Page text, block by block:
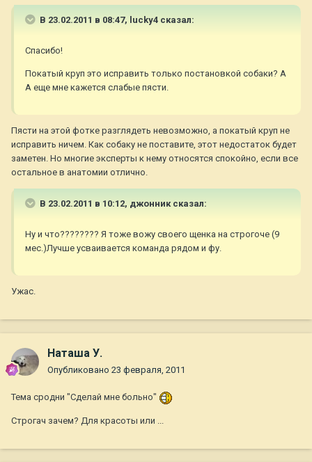
В 23.02.2011 в 08:47, lucky4 сказал:
Спасибо!
Покатый круп это исправить только постановкой собаки? А
А еще мне кажется слабые пясти.
Пясти на этой фотке разглядеть невозможно, а покатый круп не
исправить ничем. Как собаку не поставите, этот недостаток будет
заметен. Но многие эксперты к нему относятся спокойно, если все
остальное в анатомии отлично.
В 23.02.2011 в 10:12, джонник сказал:
Ну и что???????? Я тоже вожу своего щенка на строгоче (9
мес.)Лучше усваивается команда рядом и фу.
Ужас.
Наташа У.
Опубликовано 23 февраля, 2011
Тема сродни "Сделай мне больно"
Строгач зачем? Для красоты или ...